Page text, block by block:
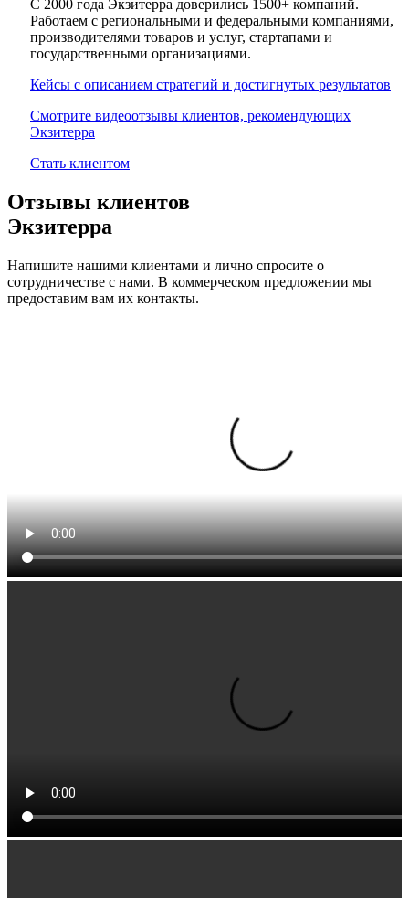
С 2000 года Экзитерра доверились 1500+ компаний.
Работаем с региональными и федеральными компаниями,
производителями товаров и услуг, стартапами и
государственными организациями.
Кейсы с описанием стратегий и достигнутых результатов
Смотрите видеоотзывы клиентов, рекомендующих
Экзитерра
Стать клиентом
Отзывы клиентов
Экзитерра
Напишите нашими клиентами и лично спросите о
сотрудничестве с нами. В коммерческом предложении мы
предоставим вам их контакты.